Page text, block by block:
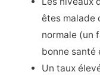
êtes malade
normale (un
bonne santé
Un taux